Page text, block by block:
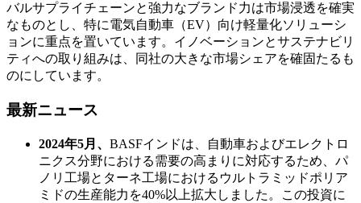
バルサプライチェーンと強力なブランド力は市場浸透を確実
なものとし、特に電気自動車（EV）向け軽量化ソリューシ
ョンに重点を置いています。イノベーションとサステナビリ
ティへの取り組みは、同社の大きな市場シェアを確固たるも
のにしています。
最新ニュース
2024年5月、 BASFインドは、自動車およびエレクトロ
ニクス分野における需要の高まりに対応するため、パ
ノリ工場とターネ工場におけるウルトラミッドポリア
ミドの生産能力を40%以上拡大しました。この投資に